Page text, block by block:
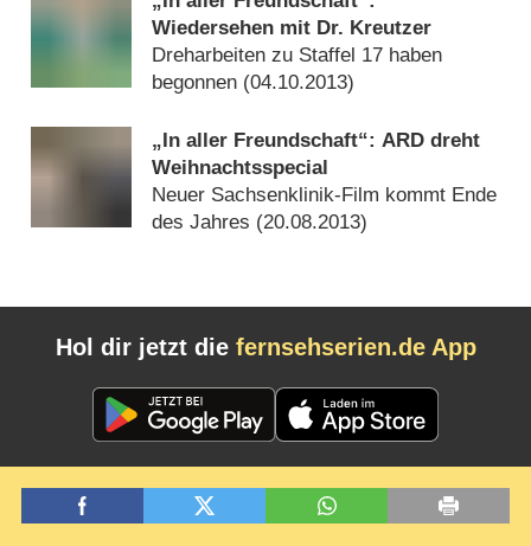
Wiedersehen mit Dr. Kreutzer
Dreharbeiten zu Staffel 17 haben
begonnen (04.10.2013)
„In aller Freundschaft“: ARD dreht
Weihnachtsspecial
Neuer Sachsenklinik-Film kommt Ende
des Jahres (20.08.2013)
Hol dir jetzt die fernsehserien.de App